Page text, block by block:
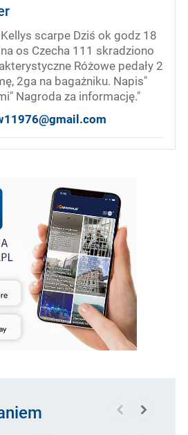
scarpe Dziś ok godz 18
os Czecha 111 skradziono
Różowe pedały 2
2ga na bagażniku. Napis"
Nagroda za informację."